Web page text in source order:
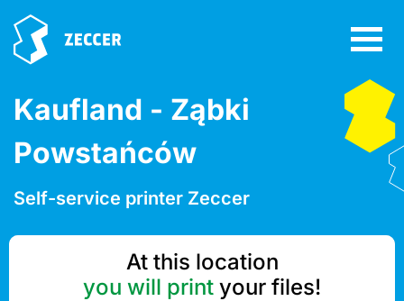
Kaufland - Ząbki
Powstańców
Self-service printer Zeccer
At this location
you will print your files!